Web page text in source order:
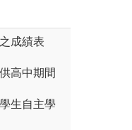
成績表
高中期間
生自主學